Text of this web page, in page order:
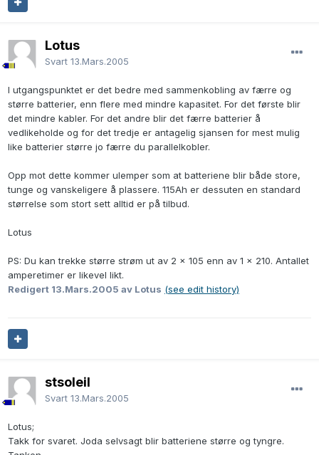
Lotus
Svart 13.Mars.2005
I utgangspunktet er det bedre med sammenkobling av færre og
større batterier, enn flere med mindre kapasitet. For det første blir
det mindre kabler. For det andre blir det færre batterier å
vedlikeholde og for det tredje er antagelig sjansen for mest mulig
like batterier større jo færre du parallelkobler.
Opp mot dette kommer ulemper som at batteriene blir både store,
tunge og vanskeligere å plassere. 115Ah er dessuten en standard
størrelse som stort sett alltid er på tilbud.
Lotus
PS: Du kan trekke større strøm ut av 2 x 105 enn av 1 x 210. Antallet
amperetimer er likevel likt.
Redigert 13.Mars.2005 av Lotus (see edit history)
stsoleil
Svart 13.Mars.2005
Lotus;
Takk for svaret. Joda selvsagt blir batteriene større og tyngre.